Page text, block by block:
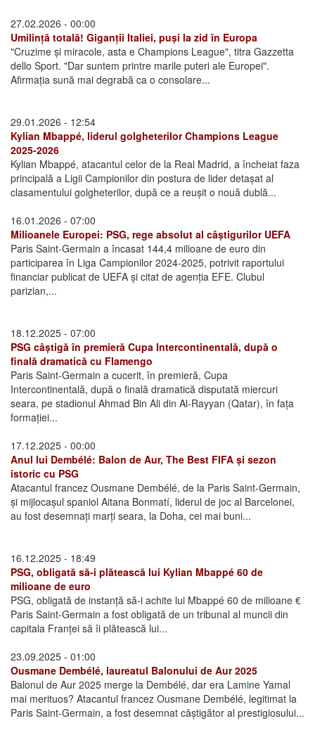
27.02.2026 - 00:00
Umilință totală! Giganții Italiei, puși la zid în Europa
"Cruzime și miracole, asta e Champions League", titra Gazzetta
dello Sport. "Dar suntem printre marile puteri ale Europei".
Afirmația sună mai degrabă ca o consolare...
29.01.2026 - 12:54
Kylian Mbappé, liderul golgheterilor Champions League
2025-2026
Kylian Mbappé, atacantul celor de la Real Madrid, a încheiat faza
principală a Ligii Campionilor din postura de lider detașat al
clasamentului golgheterilor, după ce a reușit o nouă dublă...
16.01.2026 - 07:00
Milioanele Europei: PSG, rege absolut al câștigurilor UEFA
Paris Saint-Germain a încasat 144,4 milioane de euro din
participarea în Liga Campionilor 2024-2025, potrivit raportului
financiar publicat de UEFA și citat de agenția EFE. Clubul
parizian,...
18.12.2025 - 07:00
PSG câștigă în premieră Cupa Intercontinentală, după o
finală dramatică cu Flamengo
Paris Saint-Germain a cucerit, în premieră, Cupa
Intercontinentală, după o finală dramatică disputată miercuri
seara, pe stadionul Ahmad Bin Ali din Al-Rayyan (Qatar), în fața
formației...
17.12.2025 - 00:00
Anul lui Dembélé: Balon de Aur, The Best FIFA și sezon
istoric cu PSG
Atacantul francez Ousmane Dembélé, de la Paris Saint-Germain,
și mijlocașul spaniol Aitana Bonmatí, liderul de joc al Barcelonei,
au fost desemnați marți seara, la Doha, cei mai buni...
16.12.2025 - 18:49
PSG, obligată să-i plătească lui Kylian Mbappé 60 de
milioane de euro
PSG, obligată de instanță să-i achite lui Mbappé 60 de milioane €
Paris Saint-Germain a fost obligată de un tribunal al muncii din
capitala Franței să îi plătească lui...
23.09.2025 - 01:00
Ousmane Dembélé, laureatul Balonului de Aur 2025
Balonul de Aur 2025 merge la Dembélé, dar era Lamine Yamal
mai merituos? Atacantul francez Ousmane Dembélé, legitimat la
Paris Saint-Germain, a fost desemnat câștigător al prestigiosului...